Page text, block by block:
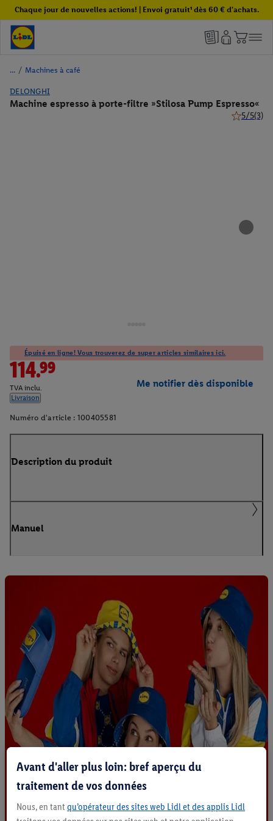
Chaque jour de nouvelles actions! | Envoi gratuit¹ dès 60 € d'achats.
/ Machines à café
DELONGHI
Machine espresso à porte-filtre »Stilosa Pump Espresso«
5/5(3)
Épuisé en ligne! Vous trouverez de super articles similaires ici.
114.99
TVA inclu.
Livraison
Me notifier dès disponible
Numéro d'article : 100405581
Description du produit
Manuel
Avant d'aller plus loin: bref aperçu du
traitement de vos données
Nous, en tant qu’opérateur des sites web Lidl et des applis Lidl